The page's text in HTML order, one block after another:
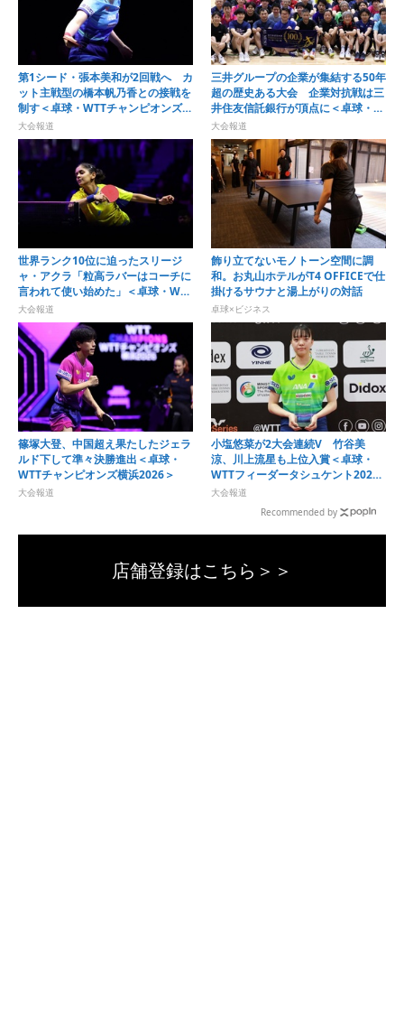
第1シード・張本美和が2回戦へ カ
ット主戦型の橋本帆乃香との接戦を
制す＜卓球・WTTチャンピオンズ横
浜2026＞
大会報道
三井グループの企業が集結する50年
超の歴史ある大会 企業対抗戦は三
井住友信託銀行が頂点に＜卓球・オ
ール三井2026＞
大会報道
世界ランク10位に迫ったスリージ
ャ・アクラ「粒高ラバーはコーチに
言われて使い始めた」＜卓球・WTT
チャンピオンズ横浜2026＞
大会報道
飾り立てないモノトーン空間に調
和。お丸山ホテルがT4 OFFICEで仕
掛けるサウナと湯上がりの対話
卓球×ビジネス
篠塚大登、中国超え果たしたジェラ
ルド下して準々決勝進出＜卓球・
WTTチャンピオンズ横浜2026＞
大会報道
小塩悠菜が2大会連続V 竹谷美
涼、川上流星も上位入賞＜卓球・
WTTフィーダータシュケント2026
＞
大会報道
Recommended by
店舗登録はこちら＞＞